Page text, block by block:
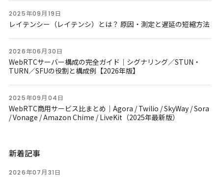
2025年09月19日
レイテンシー（レイテンシ）とは？ 原因・測定と遅延の短縮方法
2026年06月30日
WebRTCサーバー構成の完全ガイド｜シグナリング／STUN・
TURN／SFUの役割と構成例【2026年版】
2025年09月04日
WebRTC商用サービス比まとめ｜Agora / Twilio / SkyWay / Sora
/ Vonage / Amazon Chime / LiveKit（2025年最新版）
新着記事
2026年07月31日